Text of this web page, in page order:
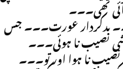
آئی تھی۔۔۔
بدکردار عورت۔۔۔ جس
نصیب نا ہوئی۔۔۔
نا ہوا اور تو۔۔۔